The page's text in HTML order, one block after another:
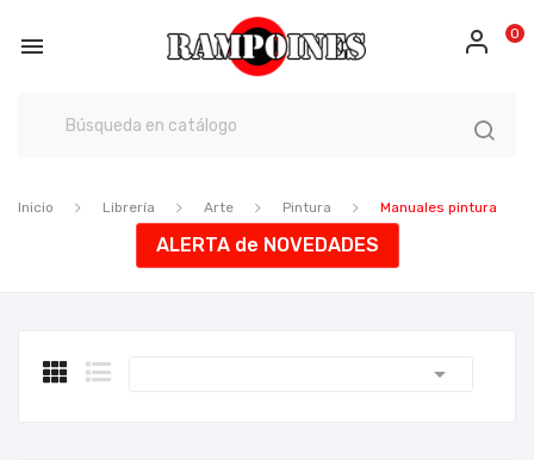
 0
Inicio Librería Arte Pintura Manuales pintura
ALERTA de NOVEDADES
